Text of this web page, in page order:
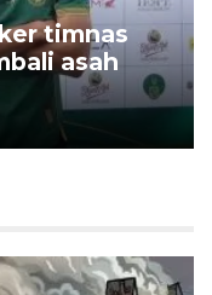
timnas
asah